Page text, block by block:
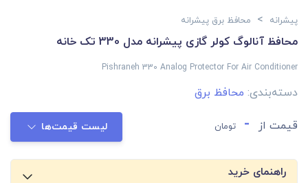
پیشرانه > محافظ برق پیشرانه
محافظ آنالوگ کولر گازی پیشرانه مدل 330 تک خانه
Pishraneh 330 Analog Protector For Air Conditioner
دسته‌بندی: محافظ برق
قیمت از - تومان لیست قیمت‌ها
راهنمای خرید